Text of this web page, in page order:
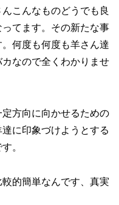
こんなものどうでも良
てます。その新たな事
何度も何度も羊さん達
なので全くわかりませ
方向に向かせるための
に印象づけようとする
。
的簡単なんです、真実